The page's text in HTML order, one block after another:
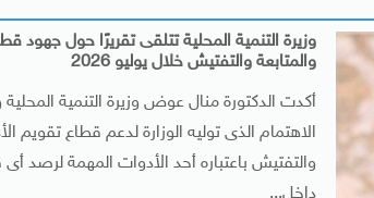
وزيرة التنمية المحلية تتلقى تقريرًا حول جهود
والمتابعة والتفتيش خلال يوليو 2026
أكدت الدكتورة منال عوض وزيرة التنمية المحلية
الاهتمام الذى توليه الوزارة لدعم قطاع تقويم
والتفتيش باعتباره أحد الأدوات المهمة لرصد
داخل...